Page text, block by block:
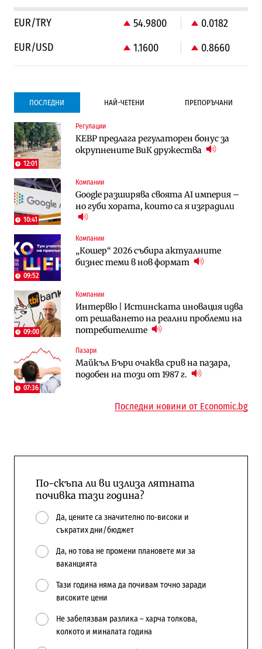
EUR/TRY 54.9800
0.0182
EUR/USD
1.1600 0.8660
ПОСЛЕДНИ НАЙ-ЧЕТЕНИ ПРЕПОРЪЧАНИ
12:01
Регулации
КЕВР предлага регулаторен бонус за
окрупнените ВиК дружества
10:41
Компании
Google разширява своята AI империя –
но губи хората, които са я изградили
09:52
Компании
„Кошер“ 2026 събира актуалните
бизнес теми в нов формат
09:00
Компании
Интервю | Истинската иновация идва
от решаването на реални проблеми на
потребителите
07:36
Пазари
Майкъл Бъри очаква срив на пазара,
подобен на този от 1987 г.
Градоустройство
Столична община избра изпълнител за
преместването на трамвайното
Компании
Vivacom предлага над 150 устройства с
90% отстъпка през август
Енергетика
АЕЦ „Козлодуй“ ще работи само още
няколко седмици, ако сушата продължи
Публични финанси
Общините вече зависят от
централната власт за 75% от
бюджетите си
To:know
Последни дни с обозначаване на цените
в лева: Какво предстои?
Компании
Vivacom предлага над 150 устройства с
90% отстъпка през август
To:know
Последни дни с обозначаване на цените
в лева: Какво предстои?
To:know
Какво се променя в България от 1
август?
Отрасли
Жилищата в България поскъпват при
намаляващо население и все повече
сгради
Компании
А1 отново е лидер при технологичните
компании и системните интегратори
Последни новини от Economic.bg
По-скъпа ли ви излиза лятната
почивка тази година?
Да, цените са значително по-високи и
съкратих дни/бюджет
Да, но това не промени плановете ми за
ваканцията
Тази година няма да почивам точно заради
високите цени
Не забелязвам разлика – харча толкова,
колкото и миналата година